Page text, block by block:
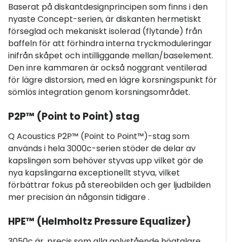
Baserat på diskantdesignprincipen som finns i den
nyaste Concept-serien, är diskanten hermetiskt
förseglad och mekaniskt isolerad (flytande) från
baffeln för att förhindra interna tryckmoduleringar
inifrån skåpet och intilliggande mellan/baselement.
Den inre kammaren är också noggrant ventilerad
för lägre distorsion, med en lägre korsningspunkt för
sömlös integration genom korsningsområdet.
P2P™ (Point to Point) stag
Q Acoustics P2P™ (Point to Point™)-stag som
används i hela 3000c-serien stöder de delar av
kapslingen som behöver styvas upp vilket gör de
nya kapslingarna exceptionellt styva, vilket
förbättrar fokus på stereobilden och ger ljudbilden
mer precision än någonsin tidigare .
HPE™ (Helmholtz Pressure Equalizer)